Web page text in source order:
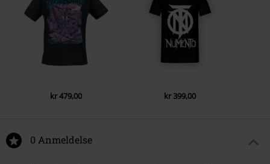
kr 479,00 kr 399,00
0 Anmeldelse